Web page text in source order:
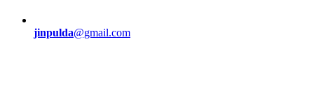
jinpulda@gmail.com